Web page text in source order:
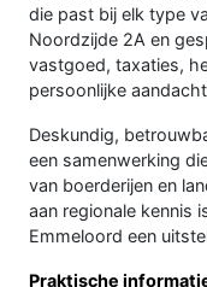
die past bij elk type
Noordzijde 2A en
vastgoed, taxaties,
persoonlijke
Deskundig,
een samenwerking
van boerderijen en
aan regionale kennis
Emmeloord een
Praktische